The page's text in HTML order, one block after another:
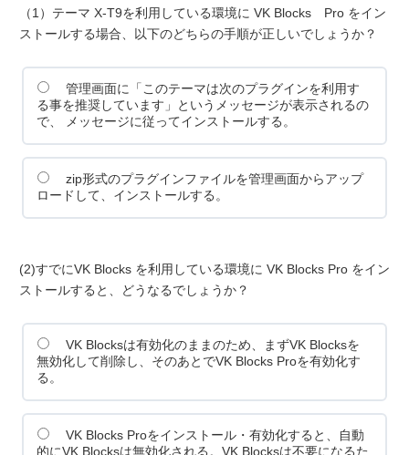
（1）テーマ X-T9を利用している環境に VK Blocks Pro をイン
ストールする場合、以下のどちらの手順が正しいでしょうか？
管理画面に「このテーマは次のプラグインを利用す
る事を推奨しています」というメッセージが表示されるの
で、 メッセージに従ってインストールする。
zip形式のプラグインファイルを管理画面からアップ
ロードして、インストールする。
(2)すでにVK Blocks を利用している環境に VK Blocks Pro をイン
ストールすると、どうなるでしょうか？
VK Blocksは有効化のままのため、まずVK Blocksを
無効化して削除し、そのあとでVK Blocks Proを有効化す
る。
VK Blocks Proをインストール・有効化すると、自動
的にVK Blocksは無効化される。VK Blocksは不要になるた